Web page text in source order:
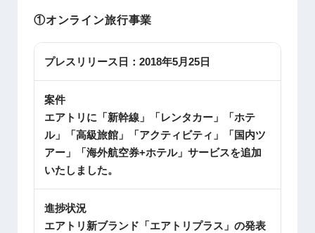
①オンライン旅行事業
プレスリリース日： 2018年5月25日
案件
エアトリに「新幹線」「レンタカー」「ホテ
ル」「高級旅館」「アクティビティ」「国内ツ
アー」「海外航空券+ホテル」サービスを追加
いたしました。
進捗状況
エアトリ新ブランド「エアトリプラス」の発表